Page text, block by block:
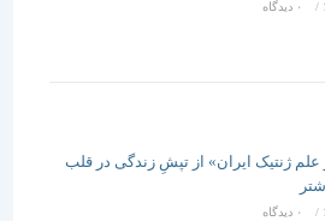
ایران» از تپشِ زندگی در قلب